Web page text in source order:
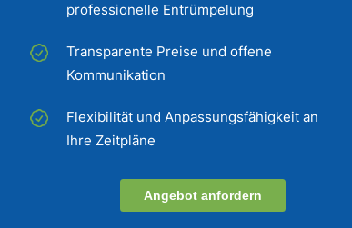
professionelle Entrümpelung
Transparente Preise und offene
Kommunikation
Flexibilität und Anpassungsfähigkeit an
Ihre Zeitpläne
Angebot anfordern